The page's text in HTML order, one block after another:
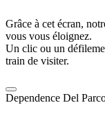
Grâce à cet écran,
vous vous éloignez.
Un clic ou un
train de visiter.
Dependence Del